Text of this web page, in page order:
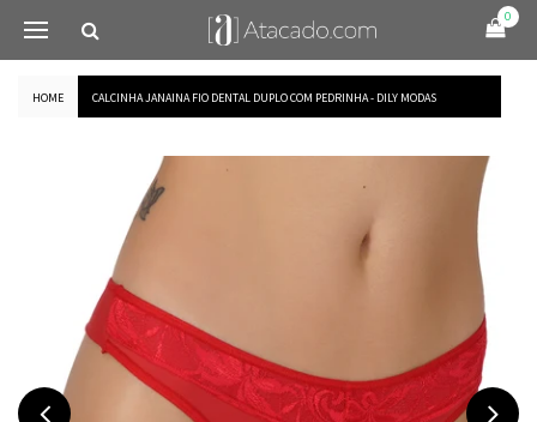
0
HOME CALCINHA JANAINA FIO DENTAL DUPLO COM PEDRINHA - DILY MODAS